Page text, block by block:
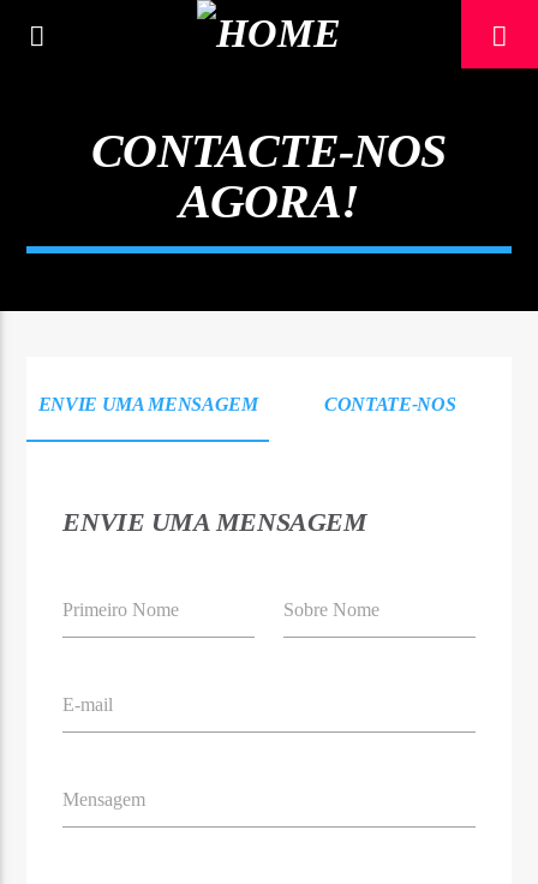
CONTACTE-NOS
AGORA!
ENVIE UMA MENSAGEM CONTATE-NOS
ENVIE UMA MENSAGEM
Primeiro Nome Sobre Nome
E-mail
Mensagem